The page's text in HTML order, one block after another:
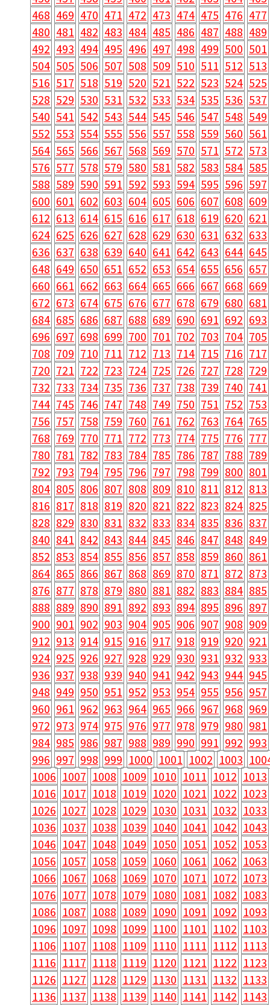
468 469 470 471 472 473 474 475 476 477
480 481 482 483 484 485 486 487 488 489
492 493 494 495 496 497 498 499 500 501
504 505 506 507 508 509 510 511 512 513
516 517 518 519 520 521 522 523 524 525
528 529 530 531 532 533 534 535 536 537
540 541 542 543 544 545 546 547 548 549
552 553 554 555 556 557 558 559 560 561
564 565 566 567 568 569 570 571 572 573
576 577 578 579 580 581 582 583 584 585
588 589 590 591 592 593 594 595 596 597
600 601 602 603 604 605 606 607 608 609
612 613 614 615 616 617 618 619 620 621
624 625 626 627 628 629 630 631 632 633
636 637 638 639 640 641 642 643 644 645
648 649 650 651 652 653 654 655 656 657
660 661 662 663 664 665 666 667 668 669
672 673 674 675 676 677 678 679 680 681
684 685 686 687 688 689 690 691 692 693
696 697 698 699 700 701 702 703 704 705
708 709 710 711 712 713 714 715 716 717
720 721 722 723 724 725 726 727 728 729
732 733 734 735 736 737 738 739 740 741
744 745 746 747 748 749 750 751 752 753
756 757 758 759 760 761 762 763 764 765
768 769 770 771 772 773 774 775 776 777
780 781 782 783 784 785 786 787 788 789
792 793 794 795 796 797 798 799 800 801
804 805 806 807 808 809 810 811 812 813
816 817 818 819 820 821 822 823 824 825
828 829 830 831 832 833 834 835 836 837
840 841 842 843 844 845 846 847 848 849
852 853 854 855 856 857 858 859 860 861
864 865 866 867 868 869 870 871 872 873
876 877 878 879 880 881 882 883 884 885
888 889 890 891 892 893 894 895 896 897
900 901 902 903 904 905 906 907 908 909
912 913 914 915 916 917 918 919 920 921
924 925 926 927 928 929 930 931 932 933
936 937 938 939 940 941 942 943 944 945
948 949 950 951 952 953 954 955 956 957
960 961 962 963 964 965 966 967 968 969
972 973 974 975 976 977 978 979 980 981
984 985 986 987 988 989 990 991 992 993
996 997 998 999 1000 1001 1002 1003
1006 1007 1008 1009 1010 1011 1012 1013
1016 1017 1018 1019 1020 1021 1022 1023
1026 1027 1028 1029 1030 1031 1032 1033
1036 1037 1038 1039 1040 1041 1042 1043
1046 1047 1048 1049 1050 1051 1052 1053
1056 1057 1058 1059 1060 1061 1062 1063
1066 1067 1068 1069 1070 1071 1072 1073
1076 1077 1078 1079 1080 1081 1082 1083
1086 1087 1088 1089 1090 1091 1092 1093
1096 1097 1098 1099 1100 1101 1102 1103
1106 1107 1108 1109 1110 1111 1112 1113
1116 1117 1118 1119 1120 1121 1122 1123
1126 1127 1128 1129 1130 1131 1132 1133
1136 1137 1138 1139 1140 1141 1142 1143